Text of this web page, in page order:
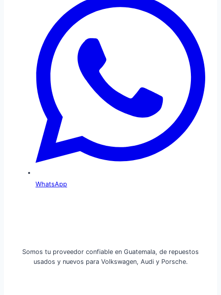
WhatsApp
Somos tu proveedor confiable en Guatemala, de repuestos
usados y nuevos para Volkswagen, Audi y Porsche.